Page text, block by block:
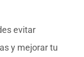
evitar
y mejorar tu